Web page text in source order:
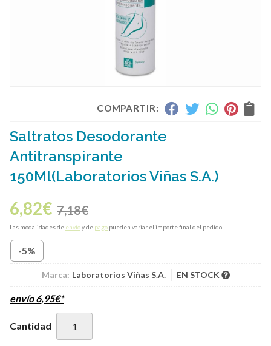
COMPARTIR:
Saltratos Desodorante
Antitranspirante
150Ml(Laboratorios Viñas S.A.)
6,82€ 7,18€
Las modalidades de envíoy de pago pueden variar el importe final del pedido.
-5%
Marca: Laboratorios Viñas S.A. EN STOCK
envío6,95€*
Cantidad